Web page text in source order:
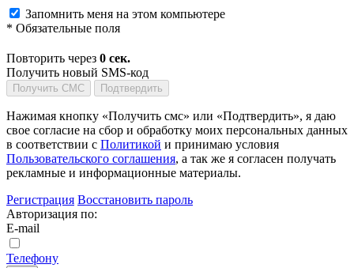
Запомнить меня на этом компьютере
* Обязательные поля
Повторить через 0 сек.
Получить новый SMS-код
Получить СМС Подтвердить
Нажимая кнопку «Получить смс» или «Подтвердить», я даю
свое согласие на сбор и обработку моих персональных данных
в соответствии с Политикой и принимаю условия
Пользовательского соглашения, а так же я согласен получать
рекламные и информационные материалы.
Регистрация Восстановить пароль
Авторизация по:
E-mail
Телефону